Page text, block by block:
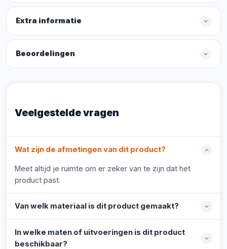
Extra informatie
Beoordelingen
Veelgestelde vragen
Wat zijn de afmetingen van dit product?
Meet altijd je ruimte om er zeker van te zijn dat het
product past.
Van welk materiaal is dit product gemaakt?
In welke maten of uitvoeringen is dit product
beschikbaar?